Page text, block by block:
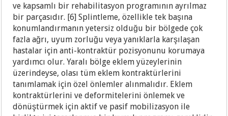
ve kapsamlı bir rehabilitasyon programının ayrılmaz
bir parçasıdır. [6] Splintleme, özellikle tek başına
konumlandırmanın yetersiz olduğu bir bölgede çok
fazla ağrı, uyum zorluğu veya yanıklarla karşılaşan
hastalar için anti-kontraktür pozisyonunu korumaya
yardımcı olur. Yaralı bölge eklem yüzeylerinin
üzerindeyse, olası tüm eklem kontraktürlerini
tanımlamak için özel önlemler alınmalıdır. Eklem
kontraktürlerini ve deformitelerini önlemek ve
dönüştürmek için aktif ve pasif mobilizasyon ile